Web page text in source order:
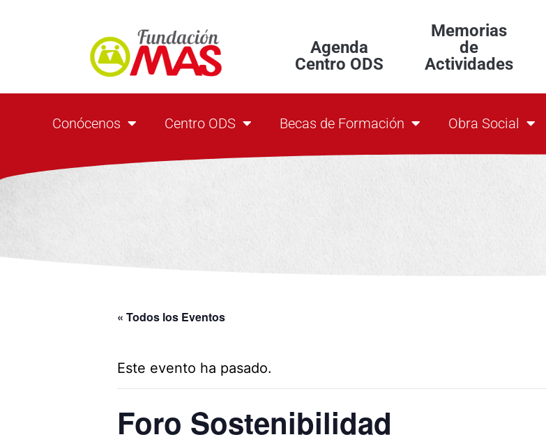
Agenda
Centro ODS
Memorias
de
Actividades
Conócenos Centro ODS Becas de Formación Obra Social
« Todos los Eventos
Este evento ha pasado.
Foro Sostenibilidad